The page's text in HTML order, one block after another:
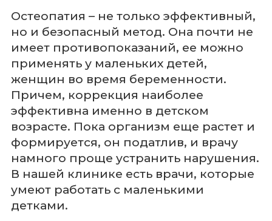
Остеопатия – не только эффективный,
но и безопасный метод. Она почти не
имеет противопоказаний, ее можно
применять у маленьких детей,
женщин во время беременности.
Причем, коррекция наиболее
эффективна именно в детском
возрасте. Пока организм еще растет и
формируется, он податлив, и врачу
намного проще устранить нарушения.
В нашей клинике есть врачи, которые
умеют работать с маленькими
детками.